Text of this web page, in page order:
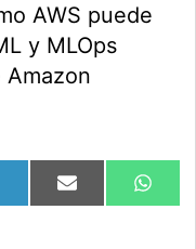
AWS puede
y MLOps
Compartir
en
Email
en